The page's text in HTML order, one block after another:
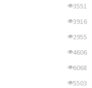
3551
3916
2955
4606
6068
5503